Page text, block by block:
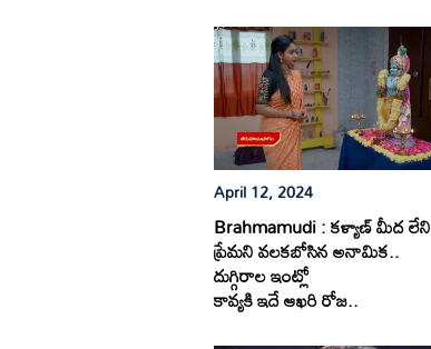
April 12, 2024
Brahmamudi : కళ్యాణ్ మీద లేని
ప్రేమని వలకబోసిన అనామిక..
దుగ్గిరాల ఇంట్లో
కావ్యకి ఇదే ఆఖరి రోజ..